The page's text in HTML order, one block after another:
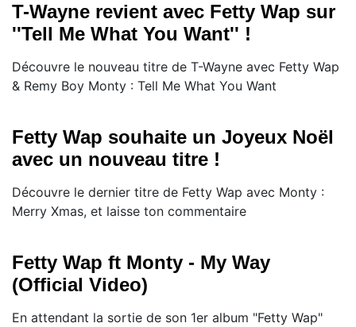
T-Wayne revient avec Fetty Wap sur
''Tell Me What You Want'' !
Découvre le nouveau titre de T-Wayne avec Fetty Wap
& Remy Boy Monty : Tell Me What You Want
Fetty Wap souhaite un Joyeux Noël
avec un nouveau titre !
Découvre le dernier titre de Fetty Wap avec Monty :
Merry Xmas, et laisse ton commentaire
Fetty Wap ft Monty - My Way
(Official Video)
En attendant la sortie de son 1er album "Fetty Wap"